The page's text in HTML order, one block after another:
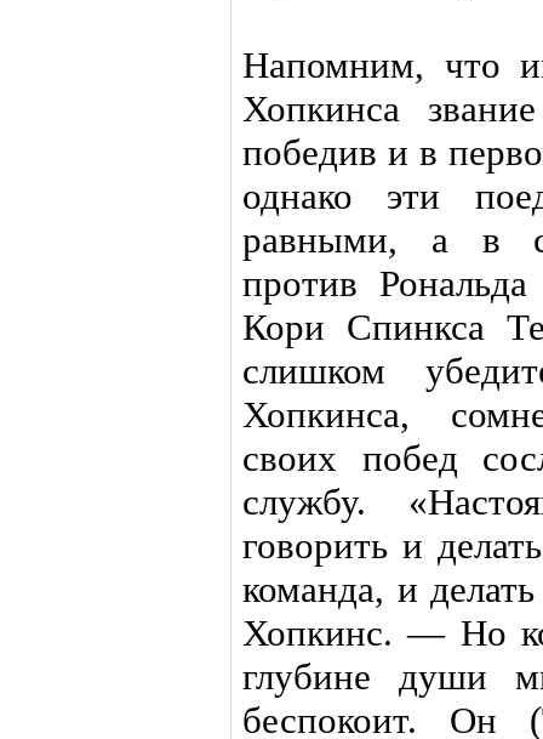
Напомним, что
Хопкинса
победив и в
однако эти
равными, а в
против
Кори Спинкса
слишком
Хопкинса,
своих побед
службу.
говорить и
команда, и
Хопкинс. — Но
глубине души
беспокоит. Он